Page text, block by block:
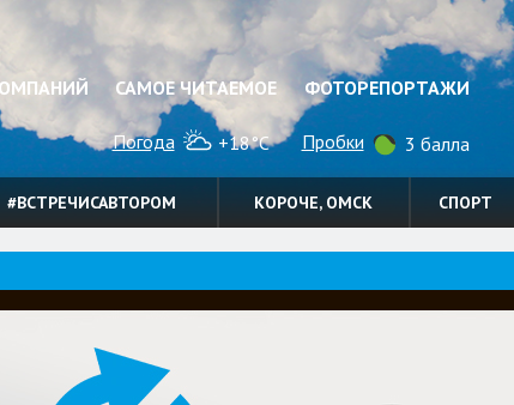
САМОЕ ЧИТАЕМОЕ ФОТОРЕПОРТАЖИ
Погода +18°C Пробки 3 балла
#ВСТРЕЧИСАВТОРОМ КОРОЧЕ, ОМСК СПОРТ